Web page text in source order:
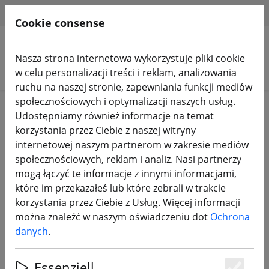
Szukaj produktów
Home Komponenty Ramki
Zestaw ramy FPV Axisflying Manta
5 SE V2 X 5 cali
Cookie consense
Nasza strona internetowa wykorzystuje pliki cookie
w celu personalizacji treści i reklam, analizowania
ruchu na naszej stronie, zapewniania funkcji mediów
społecznościowych i optymalizacji naszych usług.
Udostępniamy również informacje na temat
korzystania przez Ciebie z naszej witryny
internetowej naszym partnerom w zakresie mediów
społecznościowych, reklam i analiz. Nasi partnerzy
mogą łączyć te informacje z innymi informacjami,
które im przekazałeś lub które zebrali w trakcie
korzystania przez Ciebie z Usług. Więcej informacji
można znaleźć w naszym oświadczeniu dot Ochrona
danych.